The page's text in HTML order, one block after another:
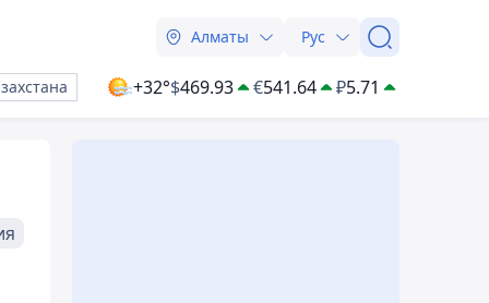
Алматы Рус
+32°$469.93 €541.64 ₽5.71